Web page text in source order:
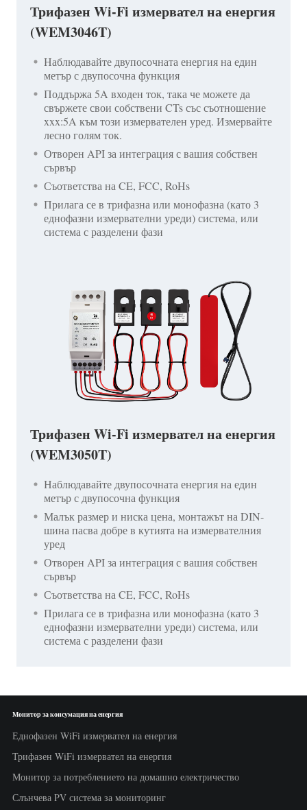
Трифазен Wi-Fi измервател на енергия
(WEM3046T)
Наблюдавайте двупосочната енергия на един
метър с двупосочна функция
Поддържа 5A входен ток, така че можете да
свържете свои собствени CTs със съотношение
xxx:5A към този измервателен уред. Измервайте
лесно голям ток.
Отворен API за интеграция с вашия собствен
сървър
Съответства на CE, FCC, RoHs
Прилага се в трифазна или монофазна (като 3
еднофазни измервателни уреди) система, или
система с разделени фази
Трифазен Wi-Fi измервател на енергия
(WEM3050T)
Наблюдавайте двупосочната енергия на един
метър с двупосочна функция
Малък размер и ниска цена, монтажът на DIN-
шина пасва добре в кутията на измервателния
уред
Отворен API за интеграция с вашия собствен
сървър
Съответства на CE, FCC, RoHs
Прилага се в трифазна или монофазна (като 3
еднофазни измервателни уреди) система, или
система с разделени фази
Монитор за консумация на енергия
Еднофазен WiFi измервател на енергия
Трифазен WiFi измервател на енергия
Монитор за потреблението на домашно електричество
Слънчева PV система за мониторинг